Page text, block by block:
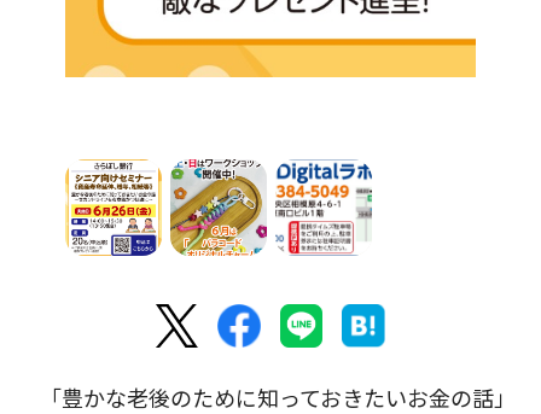
「豊かな老後のために知っておきたいお金の話」